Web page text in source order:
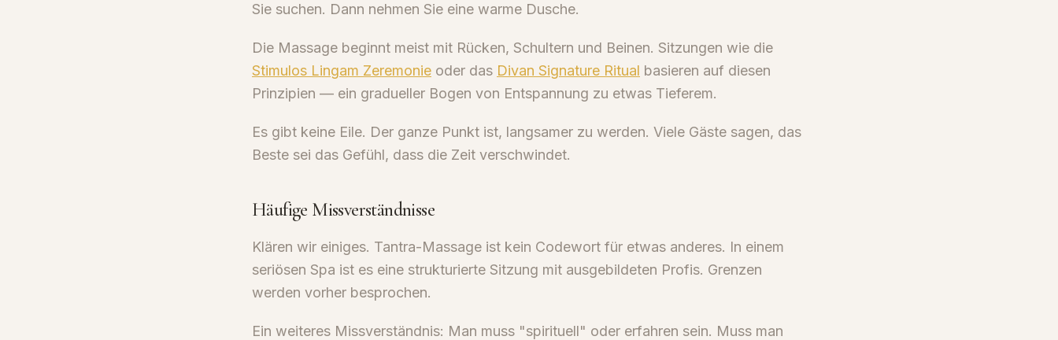
Sie suchen. Dann nehmen Sie eine warme Dusche.
Die Massage beginnt meist mit Rücken, Schultern und Beinen. Sitzungen wie die
Stimulos Lingam Zeremonie oder das Divan Signature Ritual basieren auf diesen
Prinzipien — ein gradueller Bogen von Entspannung zu etwas Tieferem.
Es gibt keine Eile. Der ganze Punkt ist, langsamer zu werden. Viele Gäste sagen, das
Beste sei das Gefühl, dass die Zeit verschwindet.
Häufige Missverständnisse
Klären wir einiges. Tantra-Massage ist kein Codewort für etwas anderes. In einem
seriösen Spa ist es eine strukturierte Sitzung mit ausgebildeten Profis. Grenzen
werden vorher besprochen.
Ein weiteres Missverständnis: Man muss "spirituell" oder erfahren sein. Muss man